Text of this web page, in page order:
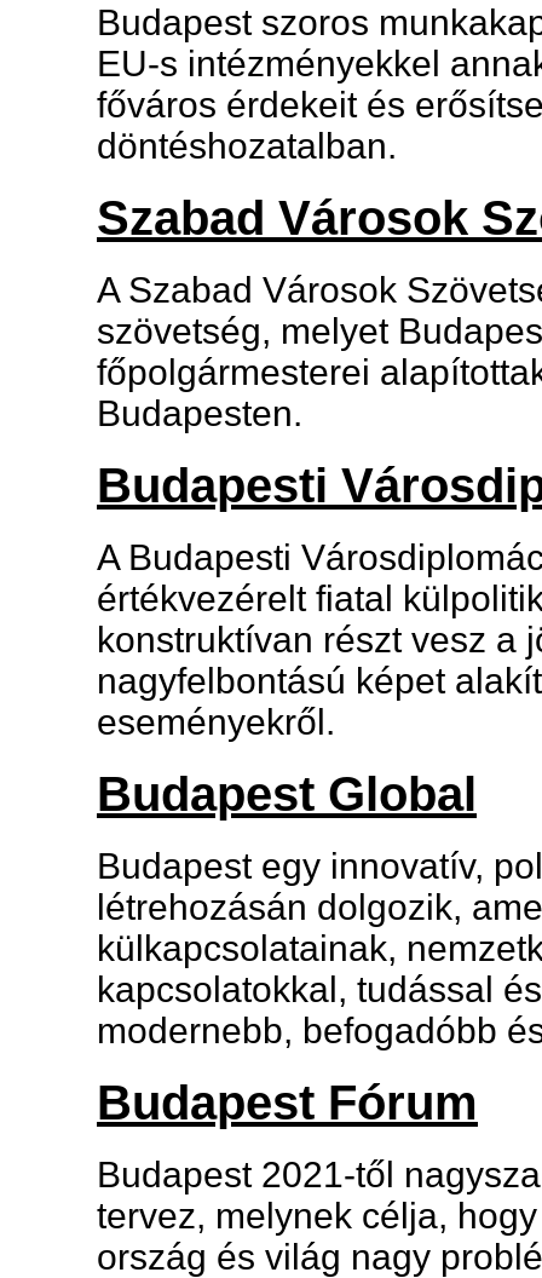
Budapest szoros
EU-s intézményekkel
főváros érdekeit és
döntéshozatalban.
Szabad Városok
A Szabad Városok
szövetség, melyet
főpolgármesterei
Budapesten.
Budapesti
A Budapesti
értékvezérelt fiatal
konstruktívan részt vesz a
nagyfelbontású képet
eseményekről.
Budapest Global
Budapest egy innovatív,
létrehozásán dolgozik,
külkapcsolatainak,
kapcsolatokkal, tudással
modernebb, befogadóbb
Budapest Fórum
Budapest 2021-től
tervez, melynek célja,
ország és világ nagy